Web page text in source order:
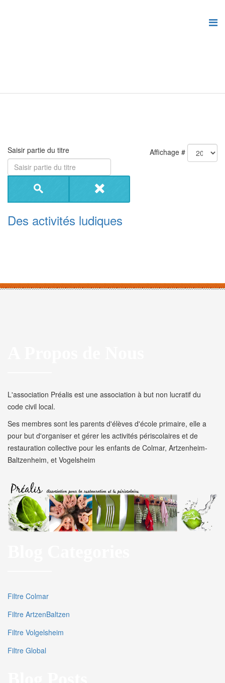
Saisir partie du titre Affichage #
Des activités ludiques
L'association Préalis est une association à but non lucratif du
code civil local.
Ses membres sont les parents d'élèves d'école primaire, elle a
pour but d'organiser et gérer les activités périscolaires et de
restauration collective pour les enfants de Colmar, Artzenheim-
Baltzenheim, et Vogelsheim
Filtre Colmar
Filtre ArtzenBaltzen
Filtre Volgelsheim
Filtre Global